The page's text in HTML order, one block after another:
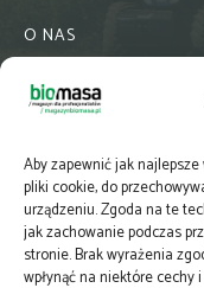
Aby zapewnić jak
pliki cookie, do
urządzeniu. Zgoda na te
jak zachowanie podczas
stronie. Brak wyrażenia
wpłynąć na niektóre cechy
O NAS
WSPÓŁPRACA
PRENUMERATA
NEWSLETTER
MAPY